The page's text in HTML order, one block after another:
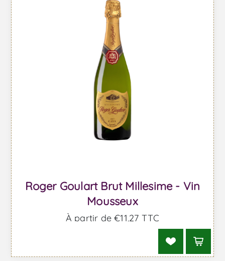
Roger Goulart Brut Millesime - Vin
Mousseux
À partir de €11,27 TTC